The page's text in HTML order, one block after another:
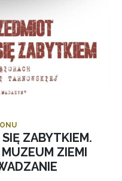
ZABYTKIEM.
ZIEMI